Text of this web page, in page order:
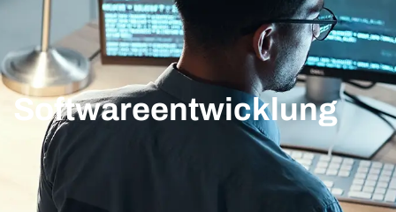
Software­entwicklung